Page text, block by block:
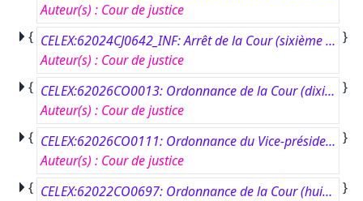
Auteur(s) : Cour de justice
{
CELEX:62024CJ0642_INF: Arrêt de la Cour (sixième chambre) du 16 avril 2026.#Commission européenne contre République fédérale d'Allemagne.#Manquement d’État – Coordination des systèmes de sécurité sociale – Règlement (CE) no 883/2004 – Articles 4, 7 et 67 – Libre circulation des travailleurs – Règlement (UE) no 492/2011 – Article 7 – Égalité de traitement – Avantages sociaux et fiscaux – Prestations familiales – Adaptation des montants en fonction du coût de la vie dans l’État membre de résidence des enfants.#Affaire C-642/24.
Auteur(s) : Cour de justice
}
{
CELEX:62026CO0013: Ordonnance de la Cour (dixième chambre) du 15 juillet 2026.#Emilio De Capitani contre Conseil de l'Union européenne.#Pourvoi – Article 181 du règlement de procédure de la Cour – Accès aux documents – Règlement (CE) no 1049/2001 – Documents de travail émanant du secrétariat général du Conseil de l’Union européenne – Absence de publication dans le registre du Conseil des documents communiqués à la suite d’une demande d’accès – Article 10 et article 16, paragraphe 8, TUE – Article 15 TFUE – Absence de décision implicite de refus de publication – Absence d’acte attaquable – Pourvoi en partie manifestement irrecevable et en partie manifestement non fondé.#Affaire C-13/26 P.
Auteur(s) : Cour de justice
}
{
CELEX:62026CO0111: Ordonnance du Vice-président de la Cour du 14 juillet 2026.#Voice - Bundesverband der IT-Anwender eV contre Commission européenne.#Pourvoi – Recours en annulation – Demande d’intervention – Recevabilité de la demande – Délai de dépôt – Modalités de calcul du délai – Publication au Journal officiel de l’Union européenne – Délai de distance – Tardiveté – Protection juridictionnelle effective – Principe d’égalité de traitement.#Affaire C-111/26 P(I).
Auteur(s) : Cour de justice
}
{
CELEX:62022CO0697: Ordonnance de la Cour (huitième chambre) du 10 juillet 2026.#Koiviston Auto Helsinki Oy contre Commission européenne.#Taxation des dépens.#Affaire C-697/22 P-DEP.
}